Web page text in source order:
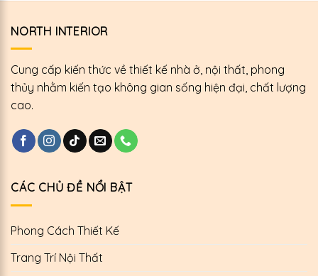
NORTH INTERIOR
Cung cấp kiến thức về thiết kế nhà ở, nội thất, phong
thủy nhằm kiến tạo không gian sống hiện đại, chất lượng
cao.
CÁC CHỦ ĐỀ NỔI BẬT
Phong Cách Thiết Kế
Trang Trí Nội Thất